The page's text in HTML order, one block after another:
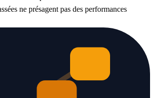
ne présagent pas des performances